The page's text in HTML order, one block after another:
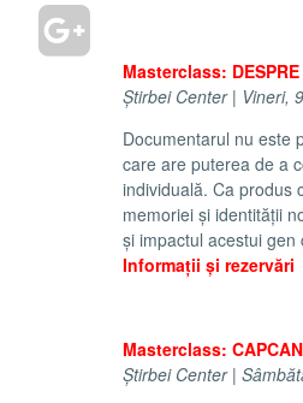
Masterclass: DESPRE
Știrbei Center | Vineri,
Documentarul nu este
care are puterea de a
individuală. Ca produs
memoriei și identității
și impactul acestui
Informații și rezervări
Masterclass:
Știrbei Center |